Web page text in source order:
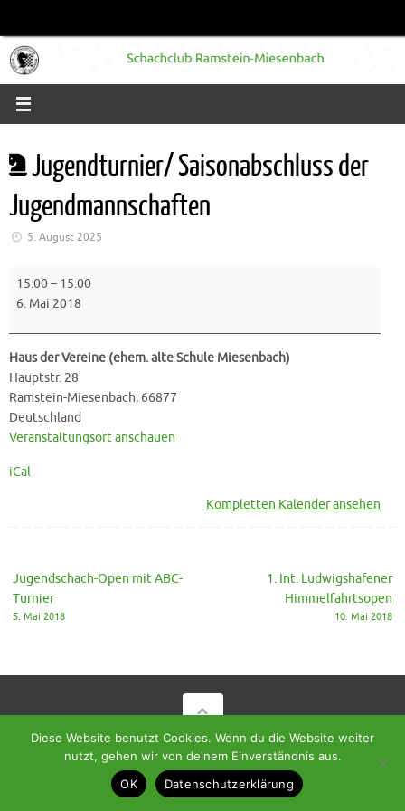
springen
Jugendturnier/ Saisonabschluss der
Jugendmannschaften
5. August 2025
Jugendturnier/
Saisonabschluss
Jugendmannschaften
15:00– 15:00
6. Mai 2018
Haus der Vereine (ehem. alte Schule Miesenbach)
Hauptstr. 28
Ramstein-Miesenbach, 66877
Deutschland
Veranstaltungsort anschauen
iCal
Kompletten Kalender ansehen
Jugendschach-Open mit ABC-
Turnier
5. Mai 2018
1. Int. Ludwigshafener
Himmelfahrtsopen
10. Mai 2018
© 2018 - Homepage des SC Ramstein-Miesenbach
Präsentiert vonTempera WordPress.
Diese Website benutzt Cookies. Wenn du die Website weiter
nutzt, gehen wir von deinem Einverständnis aus.
OK
Datenschutzerklärung